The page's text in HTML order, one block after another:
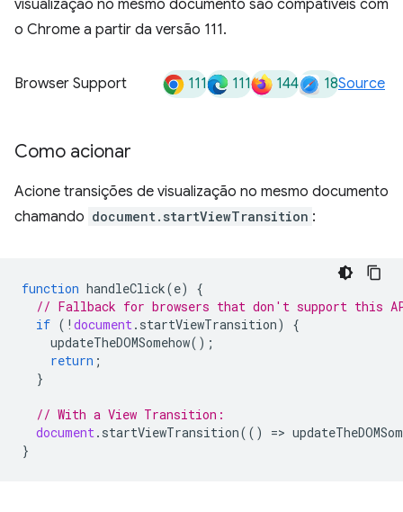
visualização no mesmo documento são compatíveis com
o Chrome a partir da versão 111.
Browser Support 111 111 144 18Source
Como acionar
Acione transições de visualização no mesmo documento
chamando document.startViewTransition :
function handleClick(e)
{
// Fallback for browsers that don't support this
if ( ! document. startViewTransition)
{
updateTheDOMSomehow();
return ;
}
// With a View Transition:
document. startViewTransition(() =>
}